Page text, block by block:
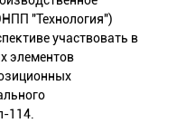
"Технология")
участвовать в
элементов
114.